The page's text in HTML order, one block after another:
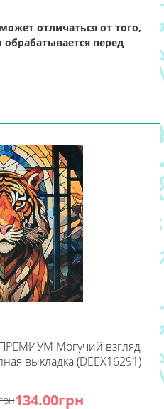
отличаться от того,
перед
Могучий взгляд
выкладка (DEEX16291)
134.00грн